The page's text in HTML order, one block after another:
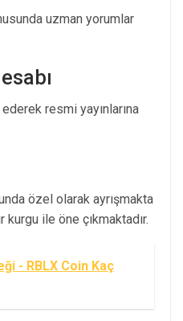
uzman yorumlar
resmi yayınlarına
özel olarak ayrışmakta
ile öne çıkmaktadır.
- RBLX Coin Kaç